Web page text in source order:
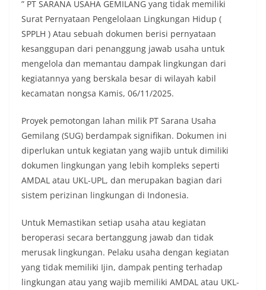
” PT SARANA USAHA GEMILANG yang tidak memiliki
Surat Pernyataan Pengelolaan Lingkungan Hidup (
SPPLH ) Atau sebuah dokumen berisi pernyataan
kesanggupan dari penanggung jawab usaha untuk
mengelola dan memantau dampak lingkungan dari
kegiatannya yang berskala besar di wilayah kabil
kecamatan nongsa Kamis, 06/11/2025.
Proyek pemotongan lahan milik PT Sarana Usaha
Gemilang (SUG) berdampak signifikan. Dokumen ini
diperlukan untuk kegiatan yang wajib untuk dimiliki
dokumen lingkungan yang lebih kompleks seperti
AMDAL atau UKL-UPL, dan merupakan bagian dari
sistem perizinan lingkungan di Indonesia.
Untuk Memastikan setiap usaha atau kegiatan
beroperasi secara bertanggung jawab dan tidak
merusak lingkungan. Pelaku usaha dengan kegiatan
yang tidak memiliki Ijin, dampak penting terhadap
lingkungan atau yang wajib memiliki AMDAL atau UKL-